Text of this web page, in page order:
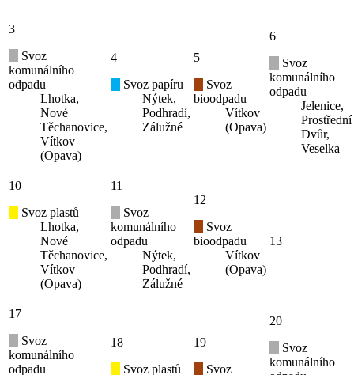
3
Svoz
komunálního
odpadu
Lhotka,
Nové
Těchanovice,
Vítkov
(Opava)
4
Svoz papíru
Nýtek,
Podhradí,
Zálužné
5
Svoz
bioodpadu
Vítkov
(Opava)
6
Svoz
komunálního
odpadu
Jelenice,
Prostřední
Dvůr,
Veselka
10
Svoz plastů
Lhotka,
Nové
Těchanovice,
Vítkov
(Opava)
11
Svoz
komunálního
odpadu
Nýtek,
Podhradí,
Zálužné
12
Svoz
bioodpadu
Vítkov
(Opava)
13
17
Svoz
komunálního
odpadu
18
Svoz plastů
19
Svoz
20
Svoz
komunálního